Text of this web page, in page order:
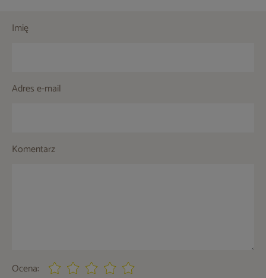
Imię
Adres e-mail
Komentarz
Ocena: